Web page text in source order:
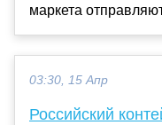
маркета
03:30, 15 Апр
Российский